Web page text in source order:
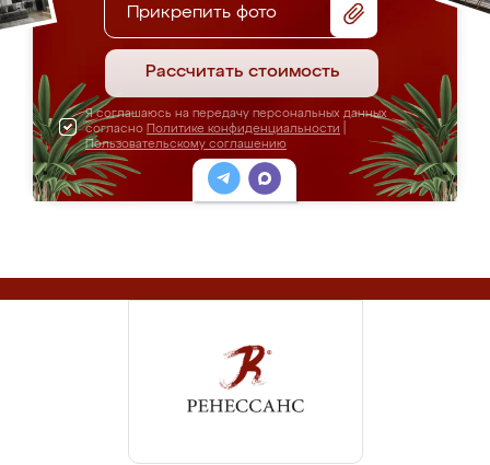
Прикрепить фото
Рассчитать стоимость
Я соглашаюсь на передачу персональных данных
согласно Политике конфиденциальности
Пользовательскому соглашению